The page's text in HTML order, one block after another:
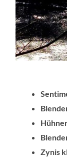
Zynis